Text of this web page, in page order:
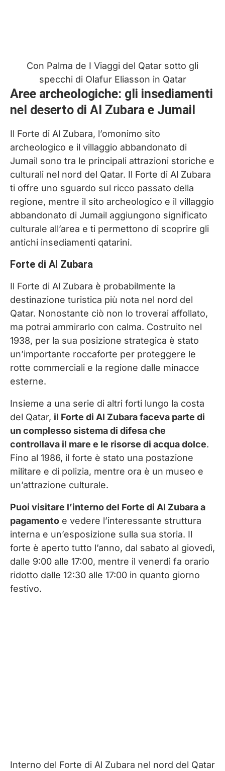
Con Palma de I Viaggi del Qatar sotto gli
specchi di Olafur Eliasson in Qatar
Aree archeologiche: gli insediamenti
nel deserto di Al Zubara e Jumail
Il Forte di Al Zubara, l’omonimo sito
archeologico e il villaggio abbandonato di
Jumail sono tra le principali attrazioni storiche e
culturali nel nord del Qatar. Il Forte di Al Zubara
ti offre uno sguardo sul ricco passato della
regione, mentre il sito archeologico e il villaggio
abbandonato di Jumail aggiungono significato
culturale all’area e ti permettono di scoprire gli
antichi insediamenti qatarini.
Forte di Al Zubara
Il Forte di Al Zubara è probabilmente la
destinazione turistica più nota nel nord del
Qatar. Nonostante ciò non lo troverai affollato,
ma potrai ammirarlo con calma. Costruito nel
1938, per la sua posizione strategica è stato
un’importante roccaforte per proteggere le
rotte commerciali e la regione dalle minacce
esterne.
Insieme a una serie di altri forti lungo la costa
del Qatar, il Forte di Al Zubara faceva parte di
un complesso sistema di difesa che
controllava il mare e le risorse di acqua dolce.
Fino al 1986, il forte è stato una postazione
militare e di polizia, mentre ora è un museo e
un’attrazione culturale.
Puoi visitare l’interno del Forte di Al Zubara a
pagamento e vedere l’interessante struttura
interna e un’esposizione sulla sua storia. Il
forte è aperto tutto l’anno, dal sabato al giovedì,
dalle 9:00 alle 17:00, mentre il venerdì fa orario
ridotto dalle 12:30 alle 17:00 in quanto giorno
festivo.
Interno del Forte di Al Zubara nel nord del Qatar